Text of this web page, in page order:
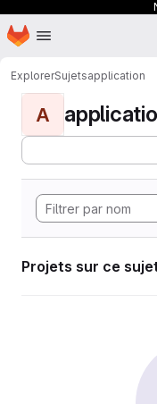
Passer au contenu principal
Page d'accueil
ExplorerSujetsapplication
A
Projets sur ce